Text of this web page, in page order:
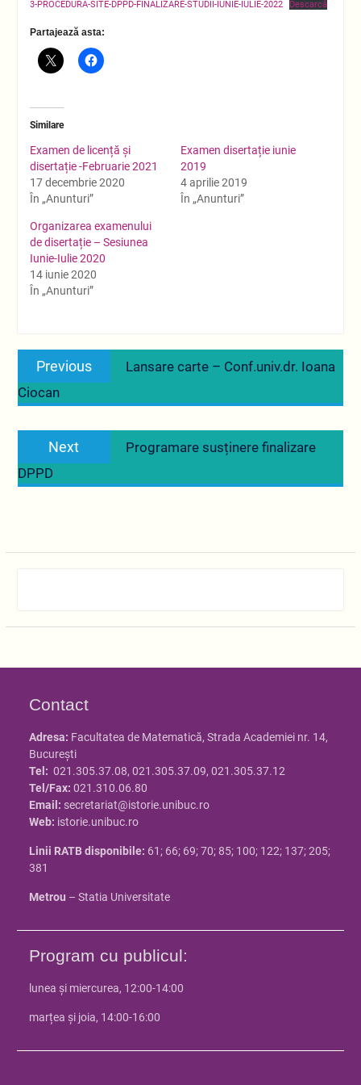
3-PROCEDURA-SITE-DPPD-FINALIZARE-STUDII-IUNIE-IULIE-2022
Descarcă
Partajează asta:
Similare
Examen de licență și
disertație -Februarie 2021
17 decembrie 2020
În „Anunturi”
Examen disertație iunie
2019
4 aprilie 2019
În „Anunturi”
Organizarea examenului
de disertație – Sesiunea
Iunie-Iulie 2020
14 iunie 2020
În „Anunturi”
Navigare
articole
Previous
post:
Lansare carte – Conf.univ.dr. Ioana
Ciocan
Next
post:
Programare susținere finalizare
DPPD
Contact
Adresa: Facultatea de Matematică, Strada Academiei nr. 14,
Bucureşti
Tel: 021.305.37.08, 021.305.37.09, 021.305.37.12
Tel/Fax: 021.310.06.80
Email: secretariat@istorie.unibuc.ro
Web: istorie.unibuc.ro
Linii RATB disponibile: 61; 66; 69; 70; 85; 100; 122; 137; 205;
381
Metrou – Statia Universitate
Program cu publicul:
lunea și miercurea, 12:00-14:00
marțea și joia, 14:00-16:00